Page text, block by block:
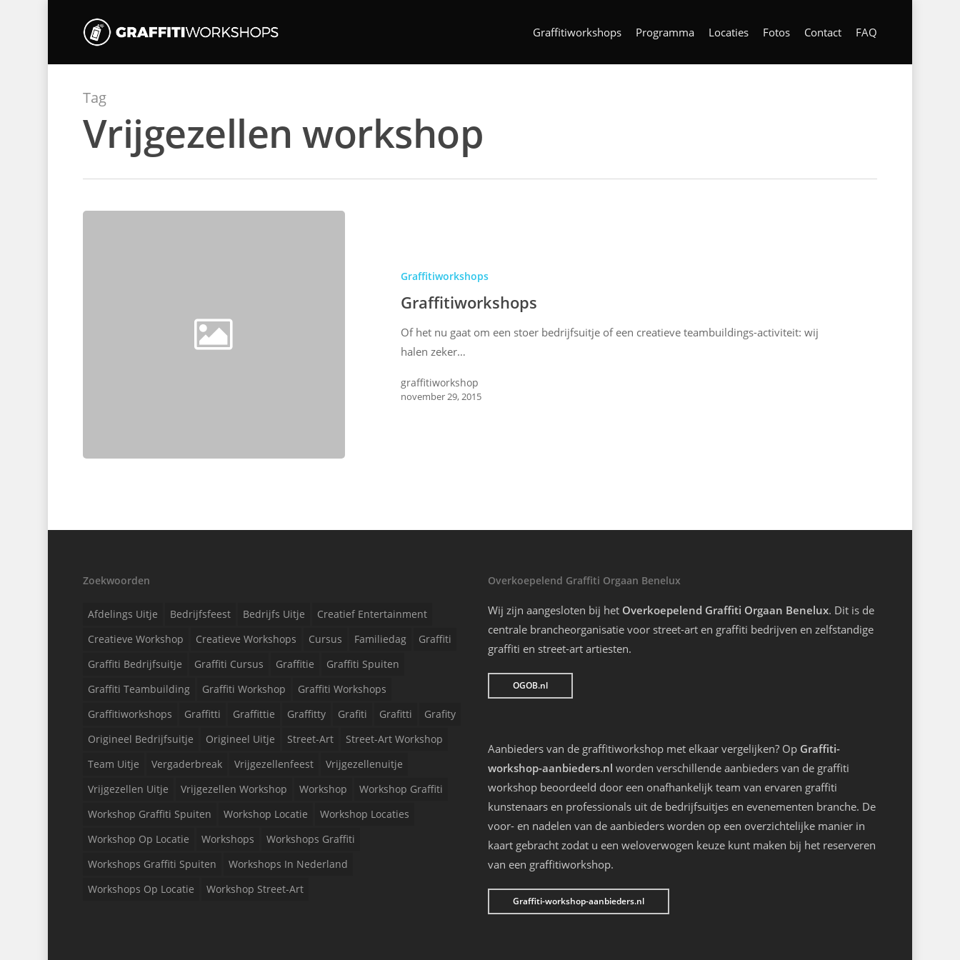
Graffitiworkshops Programma Locaties Fotos Contact FAQ
Tag
Vrijgezellen workshop
Graffitiworkshops
Graffitiworkshops
Of het nu gaat om een stoer bedrijfsuitje of een creatieve teambuildings-activiteit: wij
halen zeker…
graffitiworkshop
november 29, 2015
Zoekwoorden
Afdelings Uitje Bedrijfsfeest Bedrijfs Uitje
Creatief Entertainment
Creatieve Workshop
Creatieve Workshops Cursus Familiedag
Graffiti
Graffiti Bedrijfsuitje
Graffiti Cursus Graffitie
Graffiti Spuiten
Graffiti Teambuilding
Graffiti Workshop
Graffiti Workshops
Graffitiworkshops
Graffitti Graffittie Graffitty Grafiti Grafitti
Grafity
Origineel Bedrijfsuitje
Origineel Uitje Street-Art
Street-Art Workshop
Team Uitje
Vergaderbreak Vrijgezellenfeest
Vrijgezellenuitje
Vrijgezellen Uitje
Vrijgezellen Workshop Workshop
Workshop Graffiti
Workshop Graffiti Spuiten
Workshop Locatie
Workshop Locaties
Workshop Op Locatie
Workshops
Workshops Graffiti
Workshops Graffiti Spuiten
Workshops In Nederland
Workshops Op Locatie
Workshop Street-Art
Overkoepelend Graffiti Orgaan Benelux
Wij zijn aangesloten bij het Overkoepelend Graffiti Orgaan Benelux. Dit is de
centrale brancheorganisatie voor street-art en graffiti bedrijven en zelfstandige
graffiti en street-art artiesten.
OGOB.nl
Aanbieders van de graffitiworkshop met elkaar vergelijken? Op Graffiti-
workshop-aanbieders.nl worden verschillende aanbieders van de graffiti
workshop beoordeeld door een onafhankelijk team van ervaren graffiti
kunstenaars en professionals uit de bedrijfsuitjes en evenementen branche. De
voor- en nadelen van de aanbieders worden op een overzichtelijke manier in
kaart gebracht zodat u een weloverwogen keuze kunt maken bij het reserveren
van een graffitiworkshop.
Graffiti-workshop-aanbieders.nl